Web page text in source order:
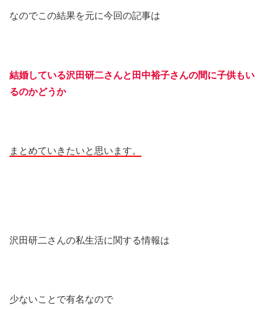
なのでこの結果を元に今回の記事は
結婚している沢田研二さんと田中裕子さんの間に子供もい
るのかどうか
まとめていきたいと思います。
沢田研二さんの私生活に関する情報は
少ないことで有名なので